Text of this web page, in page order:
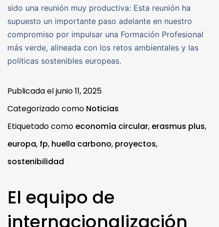
sido una reunión muy productiva: Esta reunión ha
supuesto un importante paso adelante en nuestro
compromiso por impulsar una Formación Profesional
más verde, alineada con los retos ambientales y las
políticas sostenibles europeas.
Publicada eljunio 11, 2025
Categorizado como Noticias
Etiquetado como economía circular, erasmus plus,
europa, fp, huella carbono, proyectos,
sostenibilidad
El equipo de
internacionalización